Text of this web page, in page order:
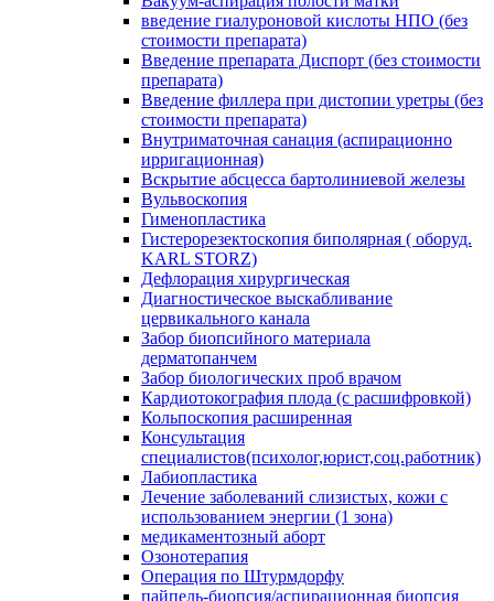
введение гиалуроновой кислоты НПО (без
стоимости препарата)
Введение препарата Диспорт (без стоимости
препарата)
Введение филлера при дистопии уретры (без
стоимости препарата)
Внутриматочная санация (аспирационно
ирригационная)
Вскрытие абсцесса бартолиниевой железы
Вульвоскопия
Гименопластика
Гистерорезектоскопия биполярная ( оборуд.
KARL STORZ)
Дефлорация хирургическая
Диагностическое выскабливание
цервикального канала
Забор биопсийного материала
дерматопанчем
Забор биологических проб врачом
Кардиотокография плода (с расшифровкой)
Кольпоскопия расширенная
Консультация
специалистов(психолог,юрист,соц.работник)
Лабиопластика
Лечение заболеваний слизистых, кожи с
использованием энергии (1 зона)
медикаментозный аборт
Озонотерапия
Операция по Штурмдорфу
пайпель-биопсия/аспирационная биопсия